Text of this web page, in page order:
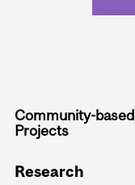
Community-based
Projects
Research